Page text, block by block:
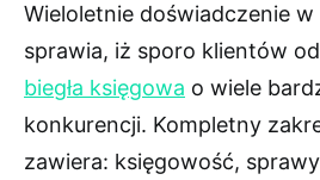
Wieloletnie doświadczenie
sprawia, iż sporo klientów
biegła księgowa o wiele
konkurencji. Kompletny
zawiera: księgowość,